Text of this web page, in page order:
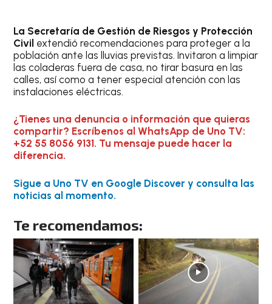
La Secretaría de Gestión de Riesgos y Protección
Civil extendió recomendaciones para proteger a la
población ante las lluvias previstas. Invitaron a limpiar
las coladeras fuera de casa, no tirar basura en las
calles, así como a tener especial atención con las
instalaciones eléctricas.
¿Tienes una denuncia o información que quieras
compartir? Escríbenos al WhatsApp de Uno TV:
+52 55 8056 9131. Tu mensaje puede hacer la
diferencia.
Sigue a Uno TV en Google Discover y consulta las
noticias al momento.
Te recomendamos: